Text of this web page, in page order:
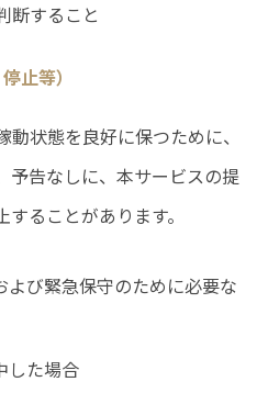
断すること
止等）
状態を良好に保つために、
予告なしに、本サービスの提
ることがあります。
よび緊急保守のために必要な
した場合